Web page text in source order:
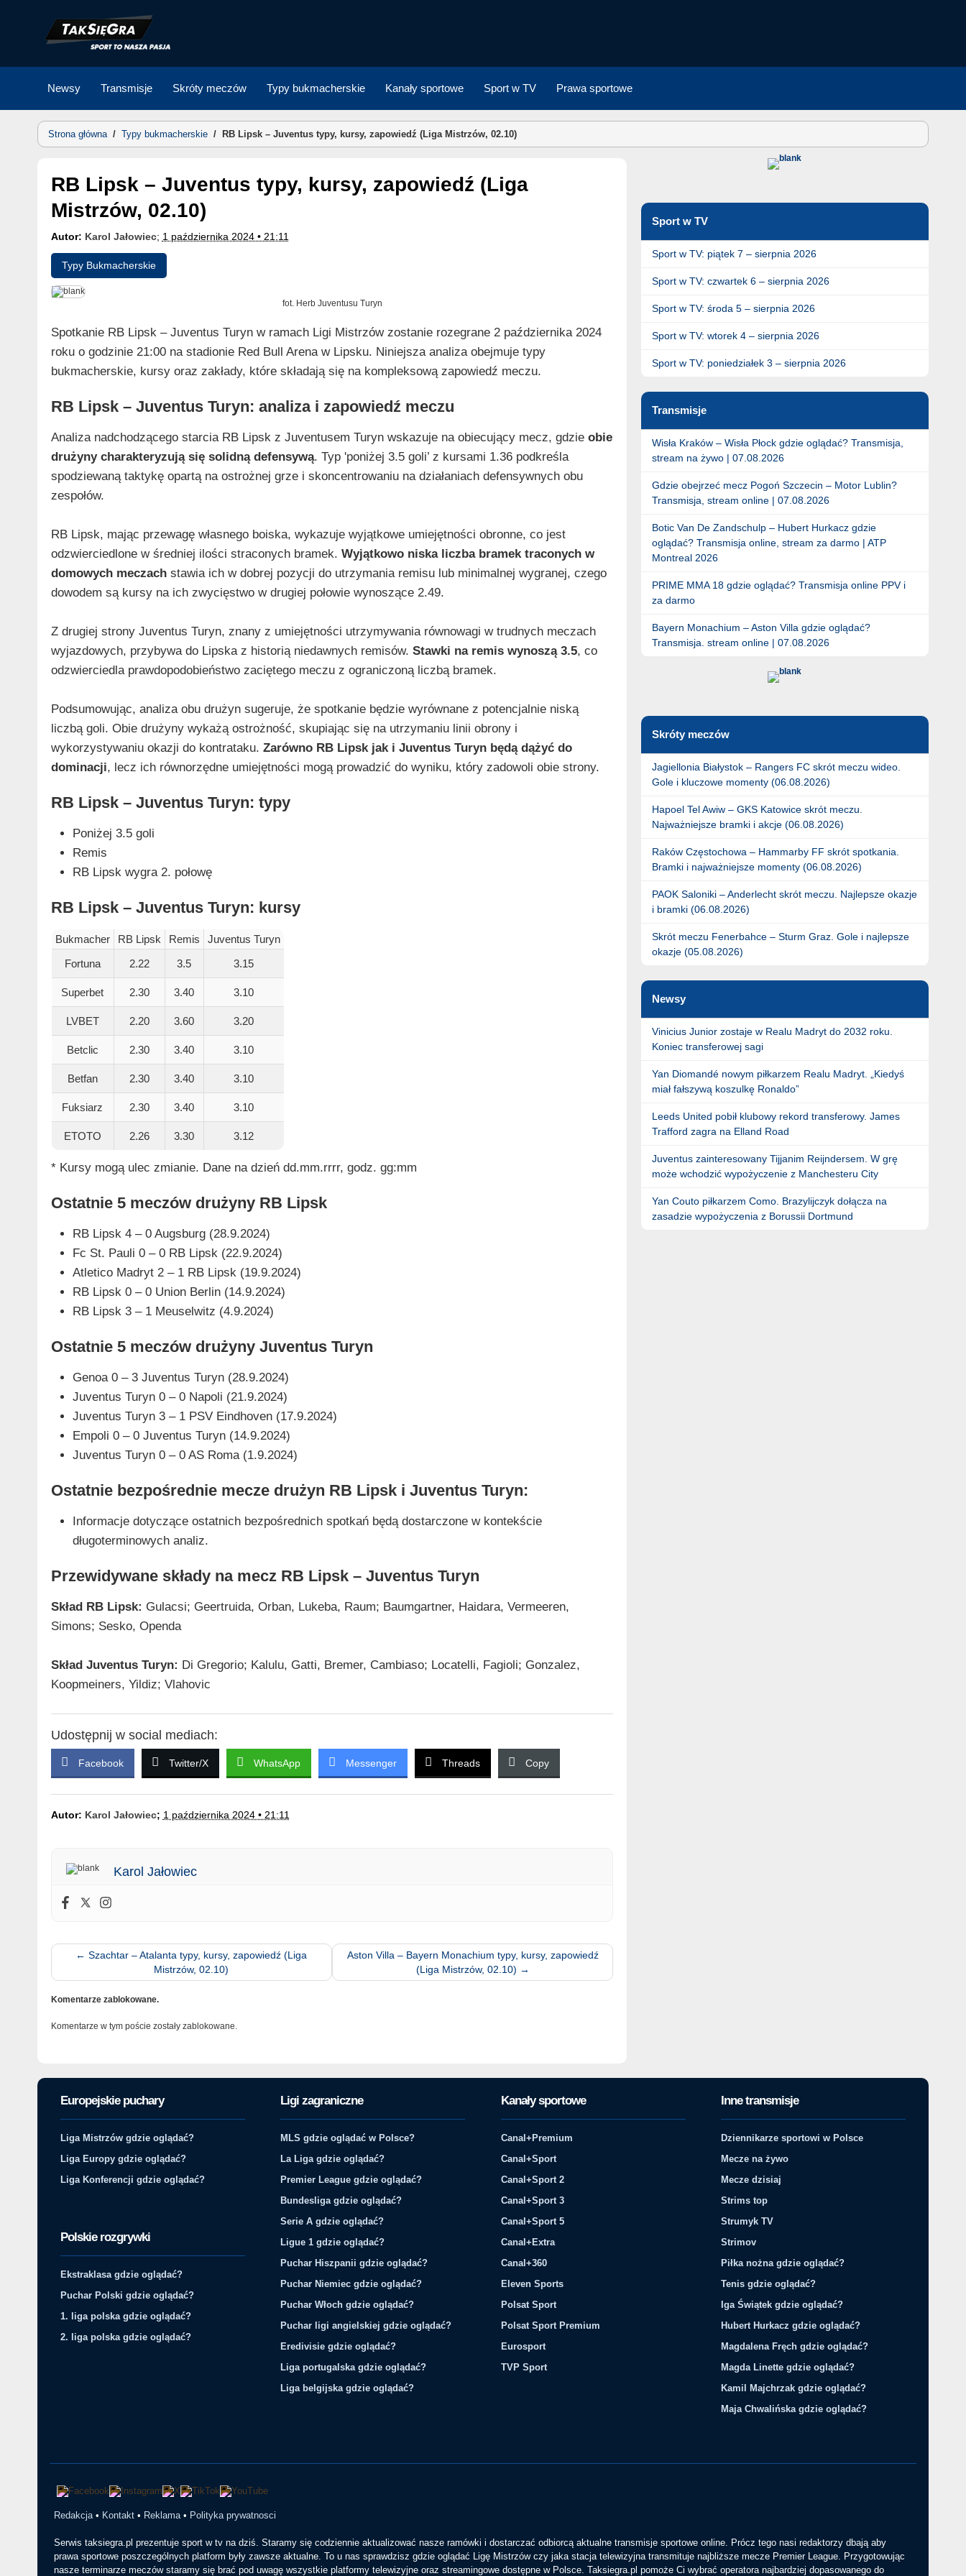
Newsy Transmisje Skróty meczów Typy bukmacherskie Kanały sportowe Sport w TV Prawa sportowe
Strona główna/ Typy bukmacherskie / RB Lipsk – Juventus typy, kursy, zapowiedź (Liga Mistrzów, 02.10)
RB Lipsk – Juventus typy, kursy, zapowiedź (Liga
Mistrzów, 02.10)
Autor: Karol Jałowiec; 1 października 2024 • 21:11
Typy Bukmacherskie
fot. Herb Juventusu Turyn
Spotkanie RB Lipsk – Juventus Turyn w ramach Ligi Mistrzów zostanie rozegrane 2 października 2024
roku o godzinie 21:00 na stadionie Red Bull Arena w Lipsku. Niniejsza analiza obejmuje typy
bukmacherskie, kursy oraz zakłady, które składają się na kompleksową zapowiedź meczu.
RB Lipsk – Juventus Turyn: analiza i zapowiedź meczu
Analiza nadchodzącego starcia RB Lipsk z Juventusem Turyn wskazuje na obiecujący mecz, gdzie obie
drużyny charakteryzują się solidną defensywą. Typ 'poniżej 3.5 goli’ z kursami 1.36 podkreśla
spodziewaną taktykę opartą na ostrożnej grze i skoncentrowaniu na działaniach defensywnych obu
zespołów.
RB Lipsk, mając przewagę własnego boiska, wykazuje wyjątkowe umiejętności obronne, co jest
odzwierciedlone w średniej ilości straconych bramek. Wyjątkowo niska liczba bramek traconych w
domowych meczachstawia ich w dobrej pozycji do utrzymania remisu lub minimalnej wygranej, czego
dowodem są kursy na ich zwycięstwo w drugiej połowie wynoszące 2.49.
Z drugiej strony Juventus Turyn, znany z umiejętności utrzymywania równowagi w trudnych meczach
wyjazdowych, przybywa do Lipska z historią niedawnych remisów. Stawki na remis wynoszą 3.5, co
odzwierciedla prawdopodobieństwo zaciętego meczu z ograniczoną liczbą bramek.
Podsumowując, analiza obu drużyn sugeruje, że spotkanie będzie wyrównane z potencjalnie niską
liczbą goli. Obie drużyny wykażą ostrożność, skupiając się na utrzymaniu linii obrony i
wykorzystywaniu okazji do kontrataku. Zarówno RB Lipsk jak i Juventus Turyn będą dążyć do
dominacji, lecz ich równorzędne umiejętności mogą prowadzić do wyniku, który zadowoli obie strony.
RB Lipsk – Juventus Turyn: typy
Poniżej 3.5 goli
Remis
RB Lipsk wygra 2. połowę
RB Lipsk – Juventus Turyn: kursy
Bukmacher RB Lipsk Remis
Juventus Turyn
Fortuna
2.22 3.5 3.15
Superbet 2.30 3.40 3.10
LVBET 2.20 3.60 3.20
Betclic 2.30 3.40 3.10
Betfan 2.30 3.40 3.10
Fuksiarz 2.30 3.40 3.10
ETOTO 2.26 3.30 3.12
* Kursy mogą ulec zmianie. Dane na dzień dd.mm.rrrr, godz. gg:mm
Ostatnie 5 meczów drużyny RB Lipsk
RB Lipsk 4 – 0 Augsburg (28.9.2024)
Fc St. Pauli 0 – 0 RB Lipsk (22.9.2024)
Atletico Madryt 2 – 1 RB Lipsk (19.9.2024)
RB Lipsk 0 – 0 Union Berlin (14.9.2024)
RB Lipsk 3 – 1 Meuselwitz (4.9.2024)
Ostatnie 5 meczów drużyny Juventus Turyn
Genoa 0 – 3 Juventus Turyn (28.9.2024)
Juventus Turyn 0 – 0 Napoli (21.9.2024)
Juventus Turyn 3 – 1 PSV Eindhoven (17.9.2024)
Empoli 0 – 0 Juventus Turyn (14.9.2024)
Juventus Turyn 0 – 0 AS Roma (1.9.2024)
Ostatnie bezpośrednie mecze drużyn RB Lipsk i Juventus Turyn:
Informacje dotyczące ostatnich bezpośrednich spotkań będą dostarczone w kontekście
długoterminowych analiz.
Przewidywane składy na mecz RB Lipsk – Juventus Turyn
Skład RB Lipsk: Gulacsi; Geertruida, Orban, Lukeba, Raum; Baumgartner, Haidara, Vermeeren,
Simons; Sesko, Openda
Skład Juventus Turyn: Di Gregorio; Kalulu, Gatti, Bremer, Cambiaso; Locatelli, Fagioli; Gonzalez,
Koopmeiners, Yildiz; Vlahovic
Udostępnij w social mediach:
Facebook Twitter/X WhatsApp Messenger Threads Copy
Autor: Karol Jałowiec; 1 października 2024 • 21:11
Karol Jałowiec
← Szachtar – Atalanta typy, kursy, zapowiedź (Liga
Mistrzów, 02.10)
Aston Villa – Bayern Monachium typy, kursy, zapowiedź
(Liga Mistrzów, 02.10) →
Komentarze zablokowane.
Komentarze w tym poście zostały zablokowane.
Sport w TV
Sport w TV: piątek 7 – sierpnia 2026
Sport w TV: czwartek 6 – sierpnia 2026
Sport w TV: środa 5 – sierpnia 2026
Sport w TV: wtorek 4 – sierpnia 2026
Sport w TV: poniedziałek 3 – sierpnia 2026
Transmisje
Wisła Kraków – Wisła Płock gdzie oglądać? Transmisja,
stream na żywo | 07.08.2026
Gdzie obejrzeć mecz Pogoń Szczecin – Motor Lublin?
Transmisja, stream online | 07.08.2026
Botic Van De Zandschulp – Hubert Hurkacz gdzie
oglądać? Transmisja online, stream za darmo | ATP
Montreal 2026
PRIME MMA 18 gdzie oglądać? Transmisja online PPV i
za darmo
Bayern Monachium – Aston Villa gdzie oglądać?
Transmisja. stream online | 07.08.2026
Skróty meczów
Jagiellonia Białystok – Rangers FC skrót meczu wideo.
Gole i kluczowe momenty (06.08.2026)
Hapoel Tel Awiw – GKS Katowice skrót meczu.
Najważniejsze bramki i akcje (06.08.2026)
Raków Częstochowa – Hammarby FF skrót spotkania.
Bramki i najważniejsze momenty (06.08.2026)
PAOK Saloniki – Anderlecht skrót meczu. Najlepsze okazje
i bramki (06.08.2026)
Skrót meczu Fenerbahce – Sturm Graz. Gole i najlepsze
okazje (05.08.2026)
Newsy
Vinicius Junior zostaje w Realu Madryt do 2032 roku.
Koniec transferowej sagi
Yan Diomandé nowym piłkarzem Realu Madryt. „Kiedyś
miał fałszywą koszulkę Ronaldo”
Leeds United pobił klubowy rekord transferowy. James
Trafford zagra na Elland Road
Juventus zainteresowany Tijjanim Reijndersem. W grę
może wchodzić wypożyczenie z Manchesteru City
Yan Couto piłkarzem Como. Brazylijczyk dołącza na
zasadzie wypożyczenia z Borussii Dortmund
Europejskie puchary
Liga Mistrzów gdzie oglądać?
Liga Europy gdzie oglądać?
Liga Konferencji gdzie oglądać?
Polskie rozgrywki
Ekstraklasa gdzie oglądać?
Puchar Polski gdzie oglądać?
1. liga polska gdzie oglądać?
2. liga polska gdzie oglądać?
Ligi zagraniczne
MLS gdzie oglądać w Polsce?
La Liga gdzie oglądać?
Premier League gdzie oglądać?
Bundesliga gdzie oglądać?
Serie A gdzie oglądać?
Ligue 1 gdzie oglądać?
Puchar Hiszpanii gdzie oglądać?
Puchar Niemiec gdzie oglądać?
Puchar Włoch gdzie oglądać?
Puchar ligi angielskiej gdzie oglądać?
Eredivisie gdzie oglądać?
Liga portugalska gdzie oglądać?
Liga belgijska gdzie oglądać?
Kanały sportowe
Canal+Premium
Canal+Sport
Canal+Sport 2
Canal+Sport 3
Canal+Sport 5
Canal+Extra
Canal+360
Eleven Sports
Polsat Sport
Polsat Sport Premium
Eurosport
TVP Sport
Inne transmisje
Dziennikarze sportowi w Polsce
Mecze na żywo
Mecze dzisiaj
Strims top
Strumyk TV
Strimov
Piłka nożna gdzie oglądać?
Tenis gdzie oglądać?
Iga Świątek gdzie oglądać?
Hubert Hurkacz gdzie oglądać?
Magdalena Fręch gdzie oglądać?
Magda Linette gdzie oglądać?
Kamil Majchrzak gdzie oglądać?
Maja Chwalińska gdzie oglądać?
Redakcja• Kontakt• Reklama• Polityka prywatnosci
Serwis taksiegra.pl prezentuje sport w tv na dziś. Staramy się codziennie aktualizować nasze ramówki i dostarczać odbiorcą aktualne transmisje sportowe online. Prócz tego nasi redaktorzy dbają aby
prawa sportowe poszczególnych platform były zawsze aktualne. To u nas sprawdzisz gdzie oglądać Ligę Mistrzów czy jaka stacja telewizyjna transmituje najbliższe mecze Premier League. Przygotowując
nasze terminarze meczów staramy się brać pod uwagę wszystkie platformy telewizyjne oraz streamingowe dostępne w Polsce. Taksiegra.pl pomoże Ci wybrać operatora najbardziej dopasowanego do